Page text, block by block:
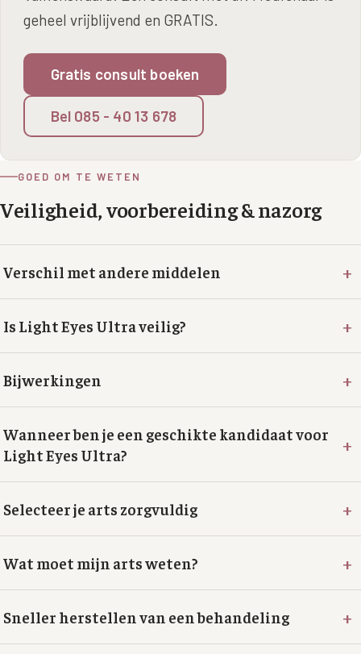
geheel vrijblijvend en GRATIS.
Gratis consult boeken
Bel 085 - 40 13 678
GOED OM TE WETEN
Veiligheid, voorbereiding & nazorg
Verschil met andere middelen +
Is Light Eyes Ultra veilig? +
Bijwerkingen +
Wanneer ben je een geschikte kandidaat voor
Light Eyes Ultra?
+
Selecteer je arts zorgvuldig +
Wat moet mijn arts weten? +
Sneller herstellen van een behandeling +